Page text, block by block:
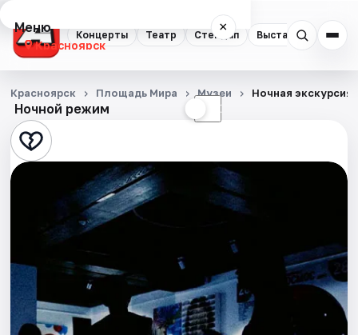
Концерты Театр Стендап Выставки
Меню ×
Красноярск
Концерты
Театр
Стендап
Выставки
Квесты
Экскурсии
Спорт
Ночной режим ☾
Красноярск Площадь Мира Музеи Ночная экскурсия